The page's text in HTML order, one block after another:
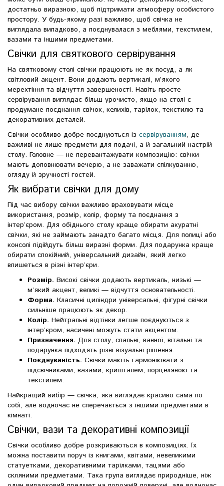
достатньо виразною, щоб підтримати атмосферу особистого
простору. У будь-якому разі важливо, щоб свічка не
виглядала випадково, а поєднувалася з меблями, текстилем,
вазами та іншими предметами.
Свічки для святкового сервірування
На святковому столі свічки працюють не як посуд, а як
світловий акцент. Вони додають вертикалі, м’якого
мерехтіння та відчуття завершеності. Навіть просте
сервірування виглядає більш урочисто, якщо на столі є
продумане поєднання свічок, келихів, тарілок, текстилю та
декоративних деталей.
Свічки особливо добре поєднуються із сервіруванням, де
важливі не лише предмети для подачі, а й загальний настрій
столу. Головне — не перевантажувати композицію: свічки
мають доповнювати вечерю, а не заважати спілкуванню,
огляду й зручності гостей.
Як вибрати свічки для дому
Під час вибору свічки важливо враховувати місце
використання, розмір, колір, форму та поєднання з
інтер’єром. Для обіднього столу краще обирати акуратні
свічки, які не займають занадто багато місця. Для полиці або
консолі підійдуть більш виразні форми. Для подарунка краще
обирати спокійний, універсальний дизайн, який легко
впишеться в різні інтер’єри.
Розмір. Високі свічки додають вертикаль, низькі —
м’який акцент, великі — відчуття основательності.
Форма. Класичні циліндри універсальні, фігурні свічки
сильніше працюють як декор.
Колір. Нейтральні відтінки легше поєднуються з
інтер’єром, насичені можуть стати акцентом.
Призначення. Для столу, спальні, ванної, вітальні та
подарунка підходять різні візуальні рішення.
Поєднуваність. Свічки мають гармоніювати з
підсвічниками, вазами, кришталем, порцеляною та
текстилем.
Найкращий вибір — свічка, яка виглядає красиво сама по
собі, але водночас не сперечається з іншими предметами в
кімнаті.
Свічки, вази та декоративні композиції
Свічки особливо добре розкриваються в композиціях. Їх
можна поставити поруч із книгами, квітами, невеликими
статуетками, декоративними тарілками, тацями або
скляними предметами. Така група виглядає природніше, ніж